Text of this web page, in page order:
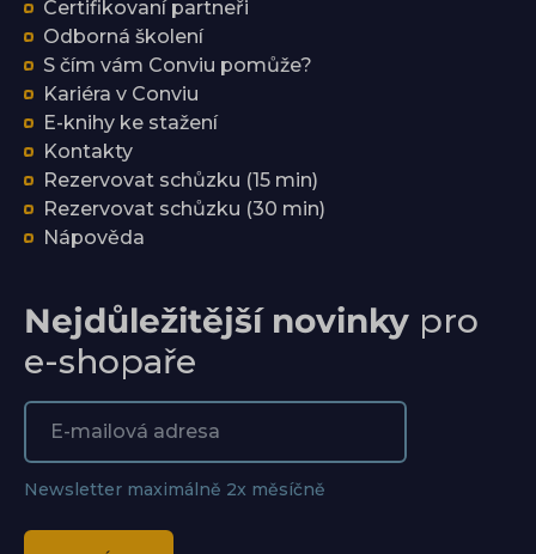
Certifikovaní partneři
Odborná školení
S čím vám Conviu pomůže?
Kariéra v Conviu
E-knihy ke stažení
Kontakty
Rezervovat schůzku (15 min)
Rezervovat schůzku (30 min)
Nápověda
Nejdůležitější novinky pro
e-shopaře
Newsletter maximálně 2x měsíčně